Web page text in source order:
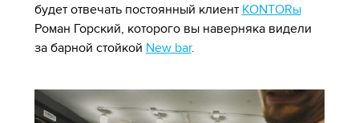
будет отвечать постоянный клиент KONTORы
Роман Горский, которого вы наверняка видели
за барной стойкой New bar.